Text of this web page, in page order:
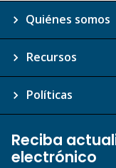
Quiénes somos
Recursos
Políticas
Reciba
electrónico